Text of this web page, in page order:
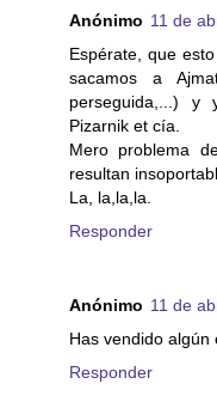
Anónimo 11 de
Espérate, que
sacamos a
perseguida,...) y
Pizarnik et cía.
Mero problema
resultan
La, la,la,la.
Responder
Anónimo 11 de
Has vendido
Responder